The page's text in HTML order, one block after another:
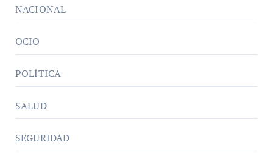
NACIONAL
OCIO
POLÍTICA
SALUD
SEGURIDAD